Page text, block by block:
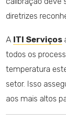
diretrizes
A ITI Serviços
todos os
temperatura
setor. Isso
aos mais altos